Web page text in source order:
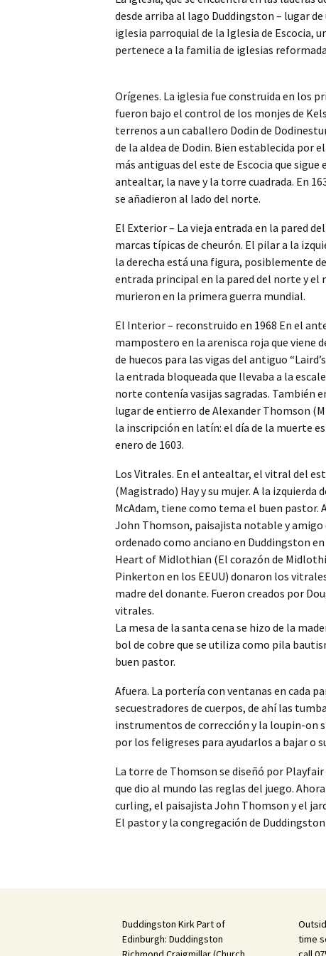
desde arriba al lago Duddingston – lugar de
iglesia parroquial de la Iglesia de Escocia,
pertenece a la familia de iglesias
Orígenes. La iglesia fue construida en los
fueron bajo el control de los monjes de
terrenos a un caballero Dodin de
de la aldea de Dodin. Bien establecida por
más antiguas del este de Escocia que
antealtar, la nave y la torre cuadrada. En
se añadieron al lado del norte.
El Exterior – La vieja entrada en la pared
marcas típicas de cheurón. El pilar a la
la derecha está una figura, posiblemente
entrada principal en la pared del norte y el
murieron en la primera guerra mundial.
El Interior – reconstruido en 1968 En el
mampostero en la arenisca roja que viene
de huecos para las vigas del antiguo
la entrada bloqueada que llevaba a la
norte contenía vasijas sagradas. También
lugar de entierro de Alexander Thomson
la inscripción en latín: el día de la muerte
enero de 1603.
Los Vitrales. En el antealtar, el vitral del
(Magistrado) Hay y su mujer. A la
McAdam, tiene como tema el buen
John Thomson, paisajista notable y amigo
ordenado como anciano en Duddingston
Heart of Midlothian (El corazón de
Pinkerton en los EEUU) donaron los
madre del donante. Fueron creados por
vitrales.
La mesa de la santa cena se hizo de la
bol de cobre que se utiliza como pila
buen pastor.
Afuera. La portería con ventanas en cada
secuestradores de cuerpos, de ahí las
instrumentos de corrección y la loupin-on
por los feligreses para ayudarlos a bajar o
La torre de Thomson se diseñó por
que dio al mundo las reglas del juego.
curling, el paisajista John Thomson y el
El pastor y la congregación de
Duddingston Kirk Part of
Edinburgh: Duddingston
time